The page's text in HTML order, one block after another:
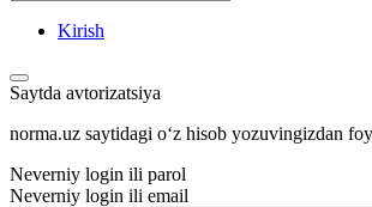
Kirish
Saytda avtorizatsiya
norma.uz saytidagi oʻz hisob yozuvingizdan
Neverniy login ili parol
Neverniy login ili email